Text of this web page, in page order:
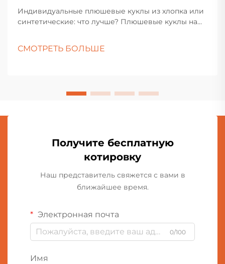
Индивидуальные плюшевые куклы из хлопка или
синтетические: что лучше? Плюшевые куклы на
покупает подарки. Их мягкие текстуры,
СМОТРЕТЬ БОЛЬШЕ
Получите бесплатную
котировку
Наш представитель свяжется с вами в
ближайшее время.
Электронная почта
0/100
Имя